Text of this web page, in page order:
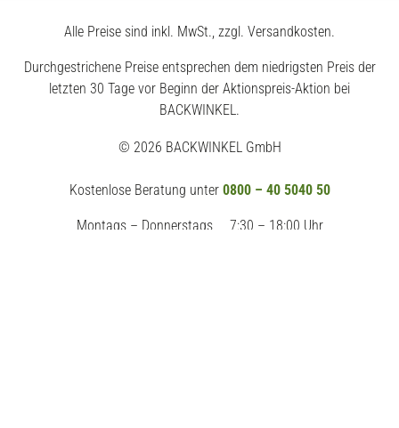
Alle Preise sind inkl. MwSt., zzgl. Versandkosten.
Durchgestrichene Preise entsprechen dem niedrigsten Preis der
letzten 30 Tage vor Beginn der Aktionspreis-Aktion bei
BACKWINKEL.
© 2026 BACKWINKEL GmbH
Kostenlose Beratung unter 0800 – 40 5040 50
Montags – Donnerstags
7:30 – 18:00 Uhr